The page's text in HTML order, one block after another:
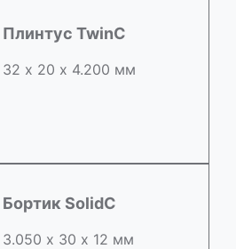
Плинтус TwinC
32 х 20 х 4.200 мм
Бортик SolidC
3.050 х 30 х 12 мм